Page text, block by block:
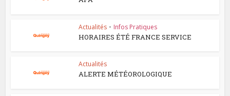
Actualités • Infos Pratiques
HORAIRES ÉTÉ FRANCE SERVICE
Actualités
ALERTE MÉTÉOROLOGIQUE